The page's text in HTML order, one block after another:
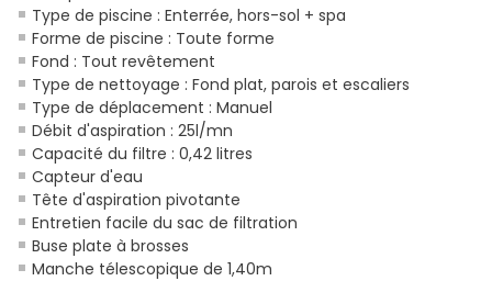
Type de piscine : Enterrée, hors-sol + spa
Forme de piscine : Toute forme
Fond : Tout revêtement
Type de nettoyage : Fond plat, parois et escaliers
Type de déplacement : Manuel
Débit d'aspiration : 25l/mn
Capacité du filtre : 0,42 litres
Capteur d'eau
Tête d'aspiration pivotante
Entretien facile du sac de filtration
Buse plate à brosses
Manche télescopique de 1,40m